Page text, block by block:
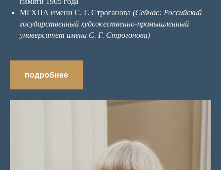
МГХПА имени С. Г. Строганова (Сейчас: Российский
государственный художественно-промышленный
университет имени С. Г. Строгонова)
подробнее